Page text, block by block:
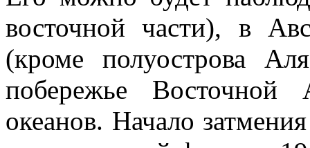
восточной части), в
(кроме полуострова
побережье Восточной
океанов. Начало